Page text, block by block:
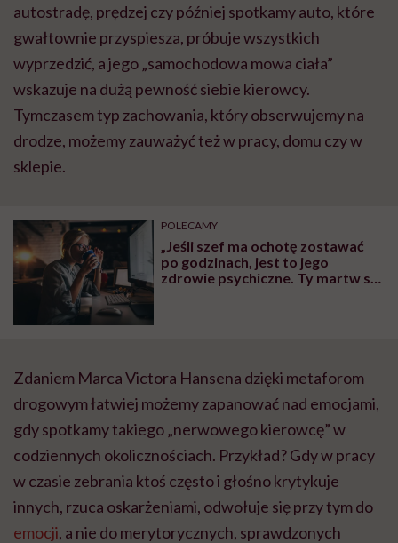
autostradę, prędzej czy później spotkamy auto, które
gwałtownie przyspiesza, próbuje wszystkich
wyprzedzić, a jego „samochodowa mowa ciała”
wskazuje na dużą pewność siebie kierowcy.
Tymczasem typ zachowania, który obserwujemy na
drodze, możemy zauważyć też w pracy, domu czy w
sklepie.
POLECAMY
„Jeśli szef ma ochotę zostawać
po godzinach, jest to jego
zdrowie psychiczne. Ty martw się
Zdaniem Marca Victora Hansena dzięki metaforom
drogowym łatwiej możemy zapanować nad emocjami,
gdy spotkamy takiego „nerwowego kierowcę” w
codziennych okolicznościach. Przykład? Gdy w pracy
w czasie zebrania ktoś często i głośno krytykuje
innych, rzuca oskarżeniami, odwołuje się przy tym do
emocji, a nie do merytorycznych, sprawdzonych